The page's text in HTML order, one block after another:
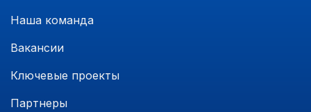
Наша команда
Вакансии
Ключевые проекты
Партнеры